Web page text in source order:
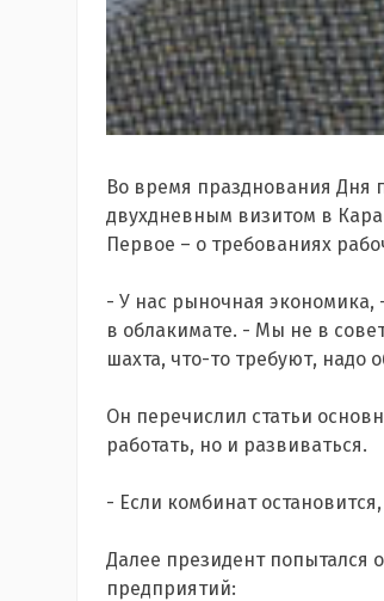
Во время празднования Дня
двухдневным визитом в
Первое – о требованиях
- У нас рыночная экономика,
в облакимате. - Мы не в
шахта, что-то требуют, надо
Он перечислил статьи
работать, но и развиваться.
- Если комбинат
Далее президент попытался
предприятий: